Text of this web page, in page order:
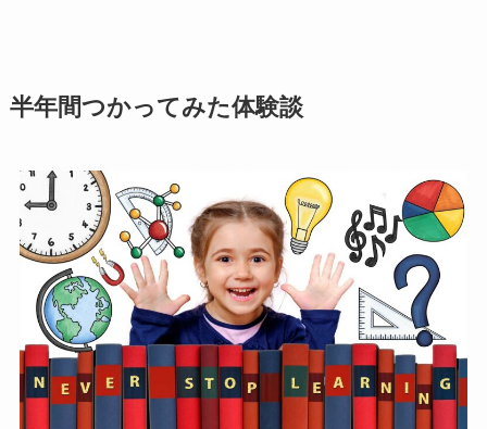
半年間つかってみた体験談